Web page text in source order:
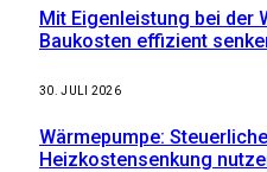
Mit Eigenleistung bei der
Baukosten effizient
30. JULI 2026
Wärmepumpe:
Heizkostensenkung